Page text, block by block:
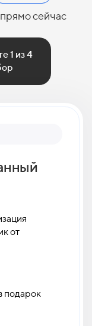
сейчас
1 из 4
от
подарок